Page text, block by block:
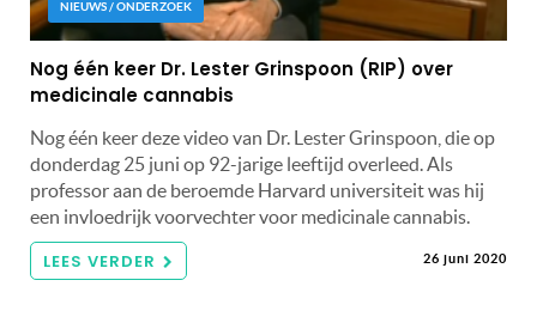
NIEUWS / ONDERZOEK
Nog één keer Dr. Lester Grinspoon (RIP) over
medicinale cannabis
Nog één keer deze video van Dr. Lester Grinspoon, die op
donderdag 25 juni op 92-jarige leeftijd overleed. Als
professor aan de beroemde Harvard universiteit was hij
een invloedrijk voorvechter voor medicinale cannabis.
LEES VERDER 26 juni 2020